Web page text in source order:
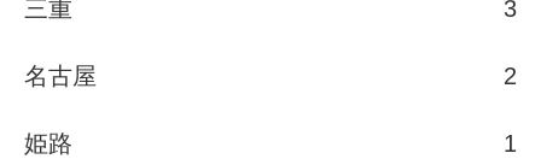
三重 3
名古屋 2
姫路 1